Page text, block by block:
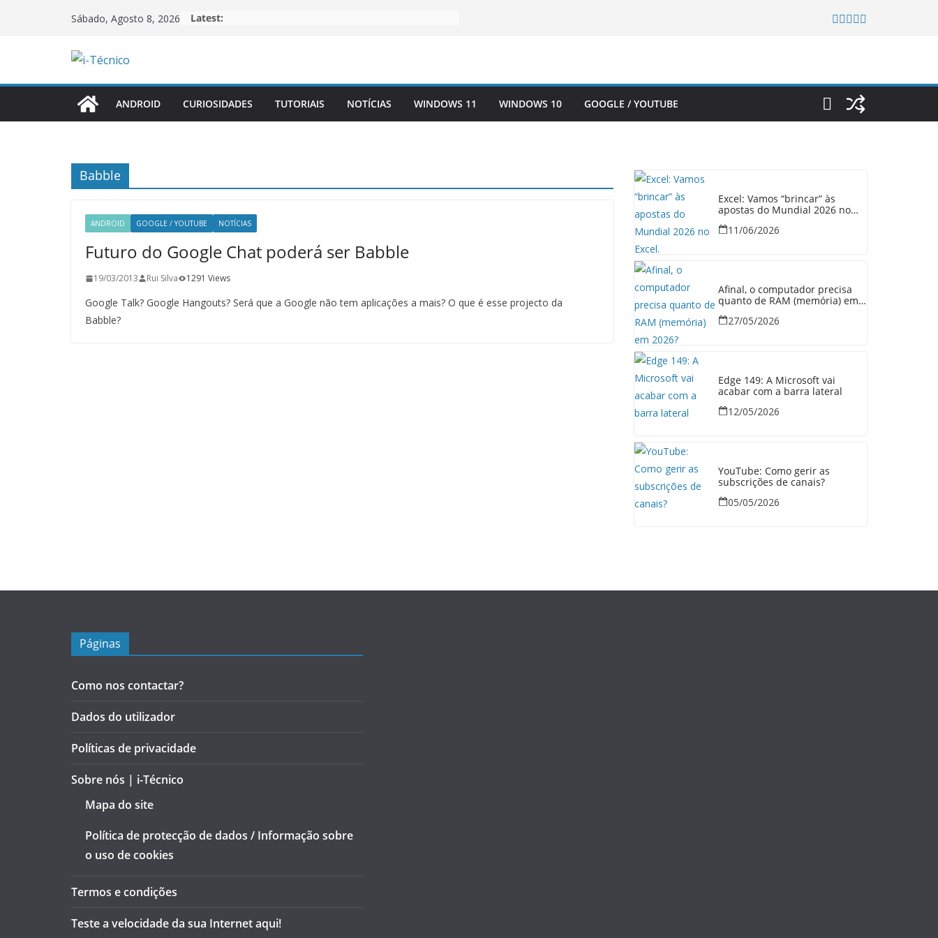
Sábado, Agosto 8, 2026 Latest:
ANDROID CURIOSIDADES TUTORIAIS NOTÍCIAS WINDOWS 11 WINDOWS 10 GOOGLE / YOUTUBE
Babble
ANDROID GOOGLE / YOUTUBE NOTÍCIAS
Futuro do Google Chat poderá ser Babble
19/03/2013 Rui Silva 1291 Views
Google Talk? Google Hangouts? Será que a Google não tem aplicações a mais? O que é esse projecto da
Babble?
Excel: Vamos “brincar” às
apostas do Mundial 2026 no
11/06/2026
Afinal, o computador precisa
quanto de RAM (memória) em
27/05/2026
Edge 149: A Microsoft vai
acabar com a barra lateral
12/05/2026
YouTube: Como gerir as
subscrições de canais?
05/05/2026
Páginas
Como nos contactar?
Dados do utilizador
Políticas de privacidade
Sobre nós | i-Técnico
Mapa do site
Política de protecção de dados / Informação sobre
o uso de cookies
Termos e condições
Teste a velocidade da sua Internet aqui!